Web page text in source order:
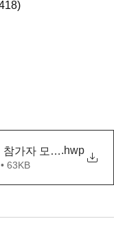
가자 모집 안내 및 신
.hwp
63KB